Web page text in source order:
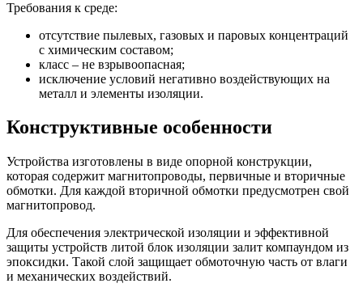
Требования к среде:
отсутствие пылевых, газовых и паровых концентраций
с химическим составом;
класс – не взрывоопасная;
исключение условий негативно воздействующих на
металл и элементы изоляции.
Конструктивные особенности
Устройства изготовлены в виде опорной конструкции,
которая содержит магнитопроводы, первичные и вторичные
обмотки. Для каждой вторичной обмотки предусмотрен свой
магнитопровод.
Для обеспечения электрической изоляции и эффективной
защиты устройств литой блок изоляции залит компаундом из
эпоксидки. Такой слой защищает обмоточную часть от влаги
и механических воздействий.